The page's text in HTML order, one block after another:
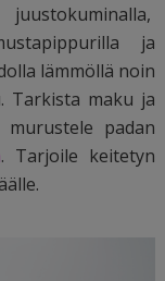
ja
lämmöllä noin
Tarkista maku ja
padan
. Tarjoile keitetyn